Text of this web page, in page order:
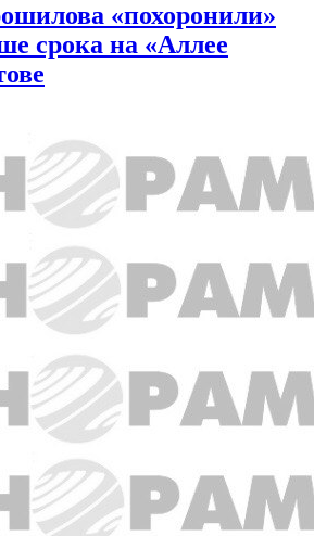
«похоронили»
срока на «Аллее